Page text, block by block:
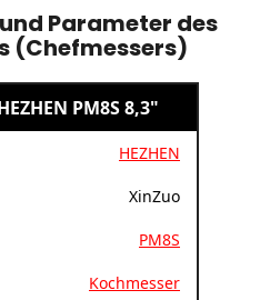
Parameter des
(Chefmessers)
PM8S 8,3"
HEZHEN
XinZuo
PM8S